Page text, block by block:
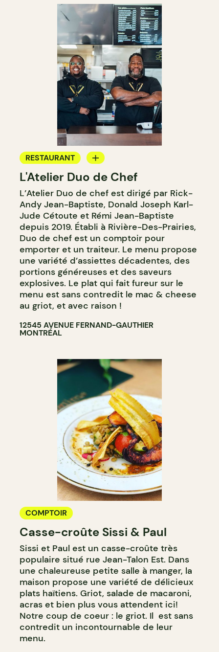
RESTAURANT
COMPTOIR
L'Atelier Duo de Chef
L’Atelier Duo de chef est dirigé par Rick-
Andy Jean-Baptiste, Donald Joseph Karl-
Jude Cétoute et Rémi Jean-Baptiste
depuis 2019. Établi à Rivière-Des-Prairies,
Duo de chef est un comptoir pour
emporter et un traiteur. Le menu propose
une variété d’assiettes décadentes, des
portions généreuses et des saveurs
explosives. Le plat qui fait fureur sur le
menu est sans contredit le mac & cheese
au griot, et avec raison !
12545 AVENUE FERNAND-GAUTHIER
MONTRÉAL
COMPTOIR
Casse-croûte Sissi & Paul
Sissi et Paul est un casse-croûte très
populaire situé rue Jean-Talon Est. Dans
une chaleureuse petite salle à manger, la
maison propose une variété de délicieux
plats haïtiens. Griot, salade de macaroni,
acras et bien plus vous attendent ici!
Notre coup de coeur : le griot. Il est sans
contredit un incontournable de leur
menu.